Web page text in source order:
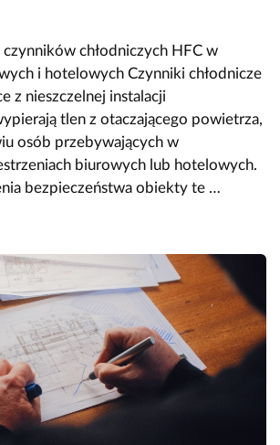
chłodniczych HFC w
i hotelowych Czynniki chłodnicze
z nieszczelnej instalacji
tlen z otaczającego powietrza,
osób przebywających w
biurowych lub hotelowych.
bezpieczeństwa obiekty te …